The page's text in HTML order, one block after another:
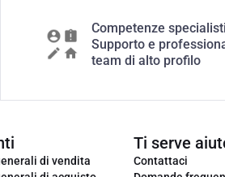
Competenze
Supporto e
team di alto profilo
di vendita
Ti serve
Contattaci